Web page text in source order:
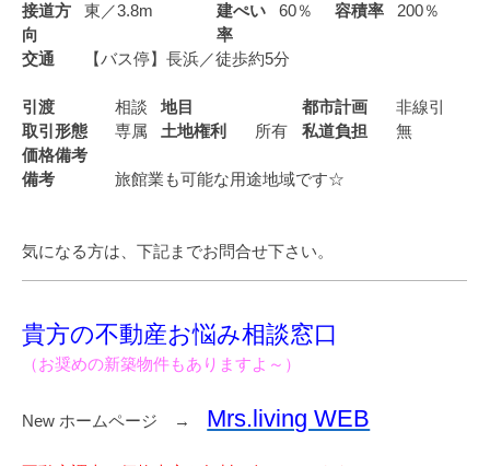
接道方
向
東／3.8m
建ぺい
率
60％ 容積率 200％
交通 【バス停】長浜／徒歩約5分
引渡 相談 地目 都市計画
非線引
取引形態
専属 土地権利 所有 私道負担
無
価格備考
備考
旅館業も可能な用途地域です☆
気になる方は、下記までお問合せ下さい。
貴方の不動産お悩み相談窓口
（お奨めの新築物件もありますよ～）
New ホームページ → Mrs.living WEB